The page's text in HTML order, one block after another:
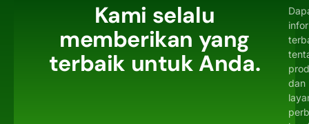
Kami selalu
memberikan yang
terbaik untuk Anda.
dan